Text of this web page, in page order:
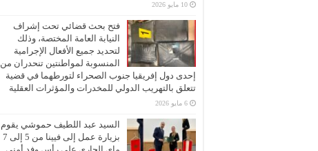
10 مايو 2026
فتح بحث قضائي تحت إشراف
النيابة العامة المختصة، وذلك
لتحديد جميع الأفعال الإجرامية
المنسوبة لمواطنتين تنحدران من
إحدى دول إفريقيا جنوب الصحراء لتورطهما في قضية
تتعلق بالتهريب الدولي للمخدرات والمؤثرات العقلية
6 مايو 2026
السيد عبد اللطيف حموشي يقوم
بزيارة عمل إلى فيينا من 5 إلى 7